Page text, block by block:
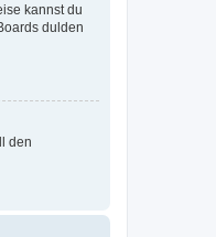
kannst du
dulden
den